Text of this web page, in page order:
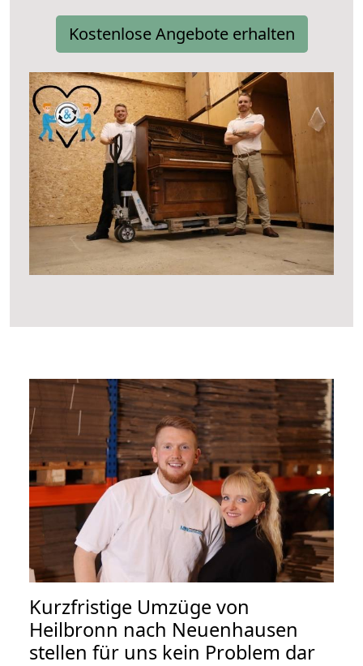
Kostenlose Angebote erhalten
Kurzfristige Umzüge von
Heilbronn nach Neuenhausen
stellen für uns kein Problem dar